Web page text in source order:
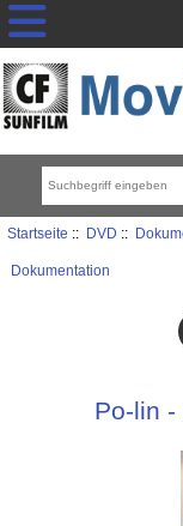
Startseite :: DVD ::
Dokumentation
Po-lin -